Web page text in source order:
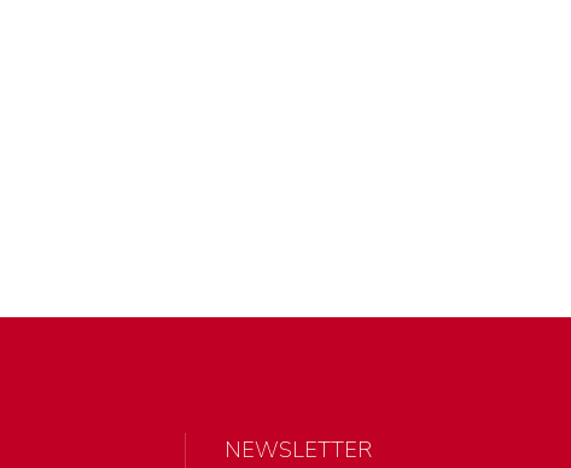
NEWSLETTER